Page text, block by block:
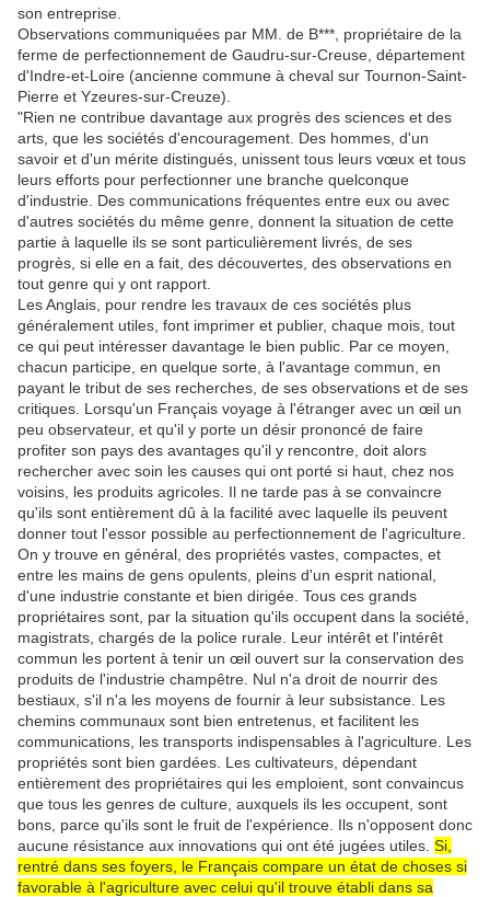
son entreprise.
Observations communiquées par MM. de B***, propriétaire de la
ferme de perfectionnement de Gaudru-sur-Creuse, département
d'Indre-et-Loire (ancienne commune à cheval sur Tournon-Saint-
Pierre et Yzeures-sur-Creuze).
"Rien ne contribue davantage aux progrès des sciences et des
arts, que les sociétés d'encouragement. Des hommes, d'un
savoir et d'un mérite distingués, unissent tous leurs vœux et tous
leurs efforts pour perfectionner une branche quelconque
d'industrie. Des communications fréquentes entre eux ou avec
d'autres sociétés du même genre, donnent la situation de cette
partie à laquelle ils se sont particulièrement livrés, de ses
progrès, si elle en a fait, des découvertes, des observations en
tout genre qui y ont rapport.
Les Anglais, pour rendre les travaux de ces sociétés plus
généralement utiles, font imprimer et publier, chaque mois, tout
ce qui peut intéresser davantage le bien public. Par ce moyen,
chacun participe, en quelque sorte, à l'avantage commun, en
payant le tribut de ses recherches, de ses observations et de ses
critiques. Lorsqu'un Français voyage à l'étranger avec un œil un
peu observateur, et qu'il y porte un désir prononcé de faire
profiter son pays des avantages qu'il y rencontre, doit alors
rechercher avec soin les causes qui ont porté si haut, chez nos
voisins, les produits agricoles. Il ne tarde pas à se convaincre
qu'ils sont entièrement dû à la facilité avec laquelle ils peuvent
donner tout l'essor possible au perfectionnement de l'agriculture.
On y trouve en général, des propriétés vastes, compactes, et
entre les mains de gens opulents, pleins d'un esprit national,
d'une industrie constante et bien dirigée. Tous ces grands
propriétaires sont, par la situation qu'ils occupent dans la société,
magistrats, chargés de la police rurale. Leur intérêt et l'intérêt
commun les portent à tenir un œil ouvert sur la conservation des
produits de l'industrie champêtre. Nul n'a droit de nourrir des
bestiaux, s'il n'a les moyens de fournir à leur subsistance. Les
chemins communaux sont bien entretenus, et facilitent les
communications, les transports indispensables à l'agriculture. Les
propriétés sont bien gardées. Les cultivateurs, dépendant
entièrement des propriétaires qui les emploient, sont convaincus
que tous les genres de culture, auxquels ils les occupent, sont
bons, parce qu'ils sont le fruit de l'expérience. Ils n'opposent donc
aucune résistance aux innovations qui ont été jugées utiles. Si,
rentré dans ses foyers, le Français compare un état de choses si
favorable à l'agriculture avec celui qu'il trouve établi dans sa